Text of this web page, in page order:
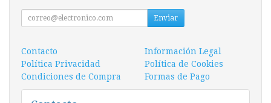
Enviar
Contacto
Información Legal
Política Privacidad
Política de Cookies
Condiciones de Compra
Formas de Pago